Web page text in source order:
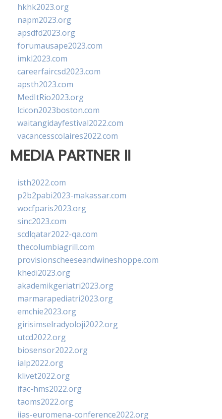
hkhk2023.org
napm2023.org
apsdfd2023.org
forumausape2023.com
imkl2023.com
careerfaircsd2023.com
apsth2023.com
MedItRio2023.org
lcicon2023boston.com
waitangidayfestival2022.com
vacancesscolaires2022.com
MEDIA PARTNER II
isth2022.com
p2b2pabi2023-makassar.com
wocfparis2023.org
sinc2023.com
scdlqatar2022-qa.com
thecolumbiagrill.com
provisionscheeseandwineshoppe.com
khedi2023.org
akademikgeriatri2023.org
marmarapediatri2023.org
emchie2023.org
girisimselradyoloji2022.org
utcd2022.org
biosensor2022.org
ialp2022.org
klivet2022.org
ifac-hms2022.org
taoms2022.org
iias-euromena-conference2022.org